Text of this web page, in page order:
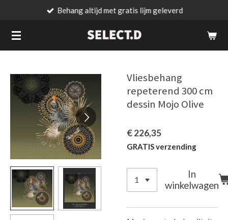
naar
Behang altijd met gratis lijm geleverd
Vliesbehang
repeterend 300 cm
dessin Mojo Olive
€ 226,35
GRATIS verzending
In
winkelwagen